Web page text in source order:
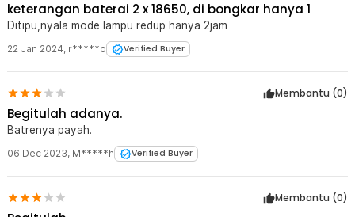
keterangan baterai 2 x 18650, di bongkar hanya 1
Ditipu,nyala mode lampu redup hanya 2jam
22 Jan 2024, r*****o Verified Buyer
Membantu (0)
Begitulah adanya.
Batrenya payah.
06 Dec 2023, M*****h Verified Buyer
Membantu (0)